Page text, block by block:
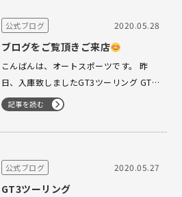
公式ブログ 2020.05.28
ブログをご覧頂きご来店
こんばんは、オートスポーツです。 昨
日、入庫致しましたGT3ツーリング GT
シルバーがショールームに展示されまし
た。 展示して数分するとお客様がいらっ
しゃいまささた。 昨日のブログをご覧頂
ました。 週末にも2組のお客様…
記事を読む
公式ブログ 2020.05.27
GT3ツーリング